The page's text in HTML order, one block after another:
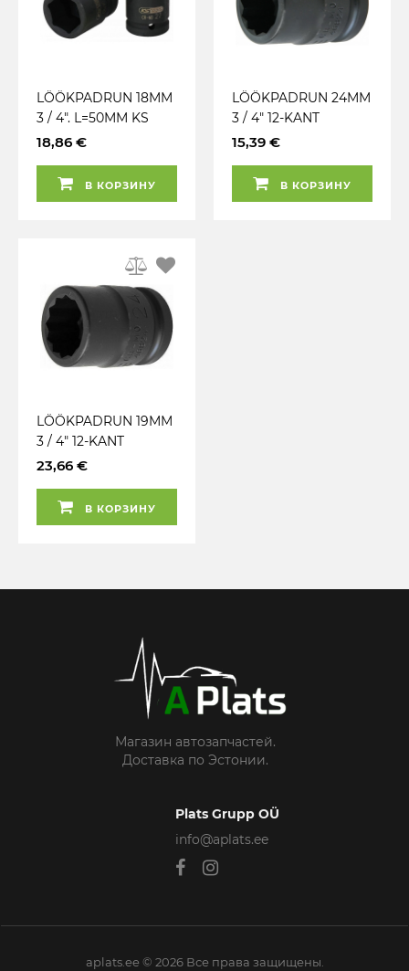
LÖÖKPADRUN 18MM
3 / 4". L=50MM KS
TOOLS
18,86 €
В КОРЗИНУ
LÖÖKPADRUN 24MM
3 / 4" 12-KANT
TRIUMF
15,39 €
В КОРЗИНУ
LÖÖKPADRUN 19MM
3 / 4" 12-KANT
TRIUMF
23,66 €
В КОРЗИНУ
Магазин автозапчастей.
Доставка по Эстонии.
Plats Grupp OÜ
info@aplats.ee
aplats.ee © 2026 Все права защищены.